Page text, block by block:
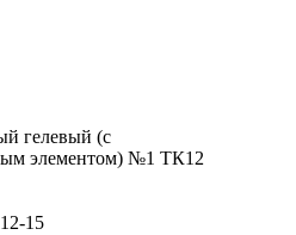
гелевый (с
элементом) №1 ТК12
15